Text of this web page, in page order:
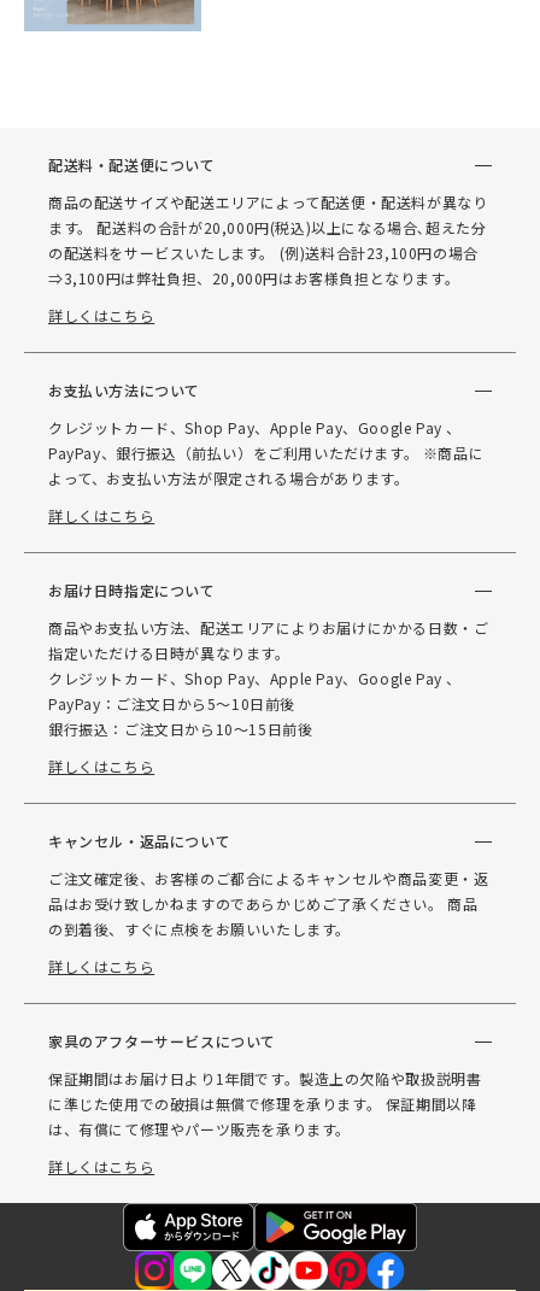
配送料・配送便について
商品の配送サイズや配送エリアによって配送便・配送料が異なり
ます。 配送料の合計が20,000円(税込)以上になる場合､超えた分
の配送料をサービスいたします。 (例)送料合計23,100円の場合
⇒3,100円は弊社負担、20,000円はお客様負担となります。
詳しくはこちら
お支払い方法について
クレジットカード、Shop Pay、Apple Pay、Google Pay 、
PayPay、銀行振込（前払い）をご利用いただけます。 ※商品に
よって、お支払い方法が限定される場合があります。
詳しくはこちら
お届け日時指定について
商品やお支払い方法、配送エリアによりお届けにかかる日数・ご
指定いただける日時が異なります。
クレジットカード、Shop Pay、Apple Pay、Google Pay 、
PayPay：ご注文日から5～10日前後
銀行振込：ご注文日から10～15日前後
詳しくはこちら
キャンセル・返品について
ご注文確定後、お客様のご都合によるキャンセルや商品変更・返
品はお受け致しかねますのであらかじめご了承ください。 商品
の到着後、すぐに点検をお願いいたします。
詳しくはこちら
家具のアフターサービスについて
保証期間はお届け日より1年間です。製造上の欠陥や取扱説明書
に準じた使用での破損は無償で修理を承ります。 保証期間以降
は、有償にて修理やパーツ販売を承ります。
詳しくはこちら